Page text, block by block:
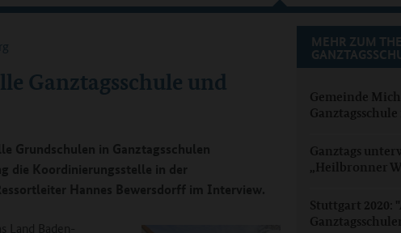
Ganztagsschule und
Grundschulen in Ganztagsschulen
die Koordinierungsstelle in der
Hannes Bewersdorff im Interview.
Land Baden-
MEHR ZUM
Gemeinde
Ganztags
„Heilbronner
Stuttgart 2020: